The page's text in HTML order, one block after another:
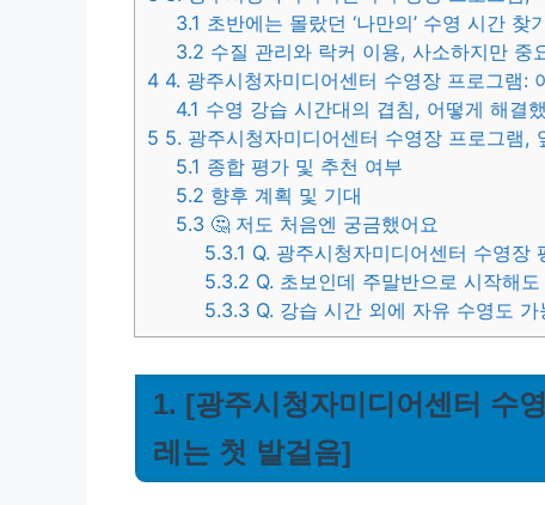
3.1 초반에는 몰랐던 ‘나만의’ 수영 시간 찾
3.2 수질 관리와 락커 이용, 사소하지만 중
4 4. 광주시청자미디어센터 수영장 프로그램:
4.1 수영 강습 시간대의 겹침, 어떻게 해결
5 5. 광주시청자미디어센터 수영장 프로그램,
5.1 종합 평가 및 추천 여부
5.2 향후 계획 및 기대
5.3 🤔 저도 처음엔 궁금했어요
5.3.1 Q. 광주시청자미디어센터 수영장
5.3.2 Q. 초보인데 주말반으로 시작해
5.3.3 Q. 강습 시간 외에 자유 수영도 가
1. [광주시청자미디어센터 수
레는 첫 발걸음]